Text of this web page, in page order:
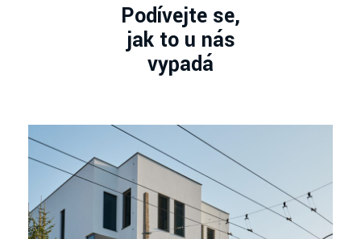
Podívejte se,
jak to u nás
vypadá